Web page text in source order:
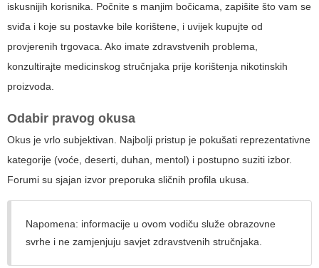
iskusnijih korisnika. Počnite s manjim bočicama, zapišite što vam se
sviđa i koje su postavke bile korištene, i uvijek kupujte od
provjerenih trgovaca. Ako imate zdravstvenih problema,
konzultirajte medicinskog stručnjaka prije korištenja nikotinskih
proizvoda.
Odabir pravog okusa
Okus je vrlo subjektivan. Najbolji pristup je pokušati reprezentativne
kategorije (voće, deserti, duhan, mentol) i postupno suziti izbor.
Forumi su sjajan izvor preporuka sličnih profila ukusa.
Napomena: informacije u ovom vodiču služe obrazovne
svrhe i ne zamjenjuju savjet zdravstvenih stručnjaka.